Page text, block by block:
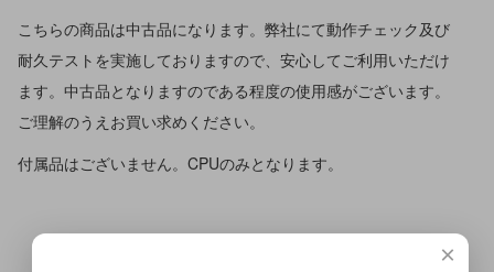
こちらの商品は中古品になります。弊社にて動作チェック及び
耐久テストを実施しておりますので、安心してご利用いただけ
ます。中古品となりますのである程度の使用感がございます。
ご理解のうえお買い求めください。
付属品はございません。CPUのみとなります。
×